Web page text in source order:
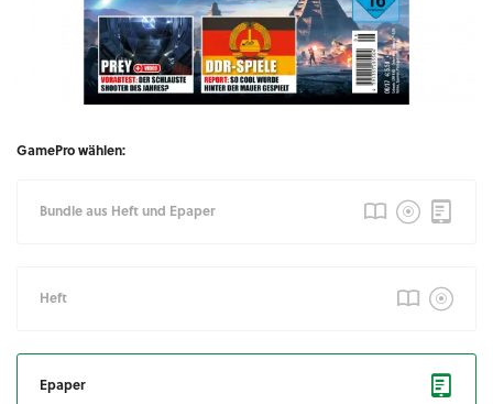
GamePro wählen:
Bundle aus Heft und Epaper
Heft
Epaper